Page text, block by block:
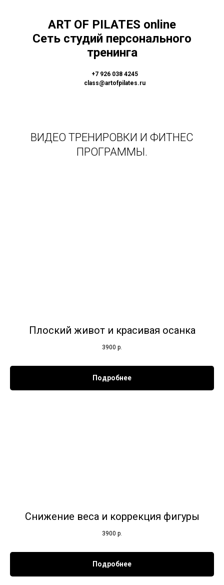
ART OF PILATES online
Сеть студий персонального
тренинга
+7 926 038 4245
class@artofpilates.ru
ВИДЕО ТРЕНИРОВКИ И ФИТНЕС
ПРОГРАММЫ.
Плоский живот и красивая осанка
3900 р.
Подробнее
Снижение веса и коррекция фигуры
3900 р.
Подробнее